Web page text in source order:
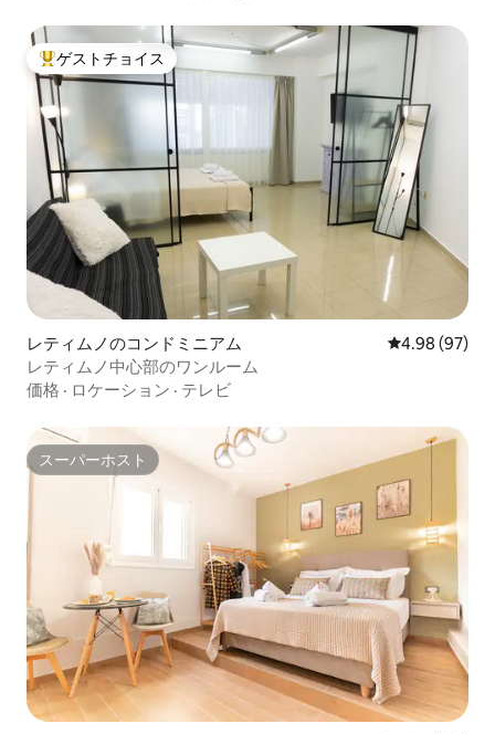
大好評のゲストチョイスです。
ゲストチョイス
レティムノのコンドミニアム レビュー97
4.98 (97)
レティムノ中心部のワンルーム
価格 · ロケーション · テレビ
スーパーホスト
スーパーホスト